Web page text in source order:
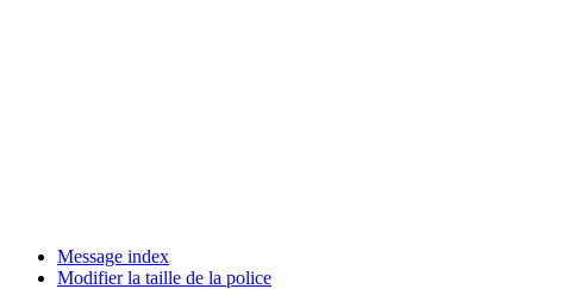
Message index
Modifier la taille de la police